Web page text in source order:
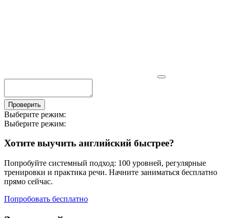
Проверить
Выберите режим:
Выберите режим:
Хотите выучить английский быстрее?
Попробуйте системный подход: 100 уровней, регулярные
тренировки и практика речи. Начните заниматься бесплатно
прямо сейчас.
Попробовать бесплатно